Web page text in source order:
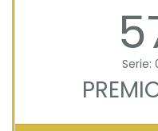
Serie: